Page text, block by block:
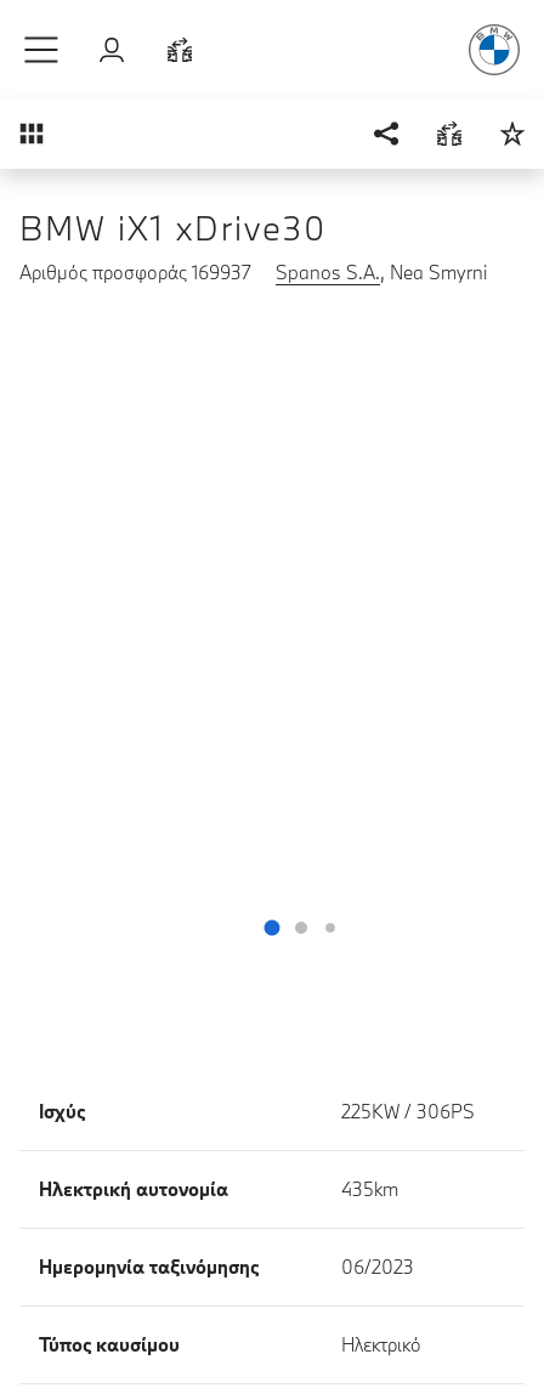
Σύνδεση
Επισκόπηση
BMW iX1 xDrive30
Αριθμός προσφοράς 169937 Spanos S.A., Nea Smyrni
Ισχύς 225KW / 306PS
Ηλεκτρική αυτονομία 435km
Ημερομηνία ταξινόμησης 06/2023
Τύπος καυσίμου Ηλεκτρικό